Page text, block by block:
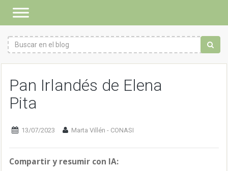
Pan Irlandés de Elena
Pita
13/07/2023 Marta Villén - CONASI
Compartir y resumir con IA: